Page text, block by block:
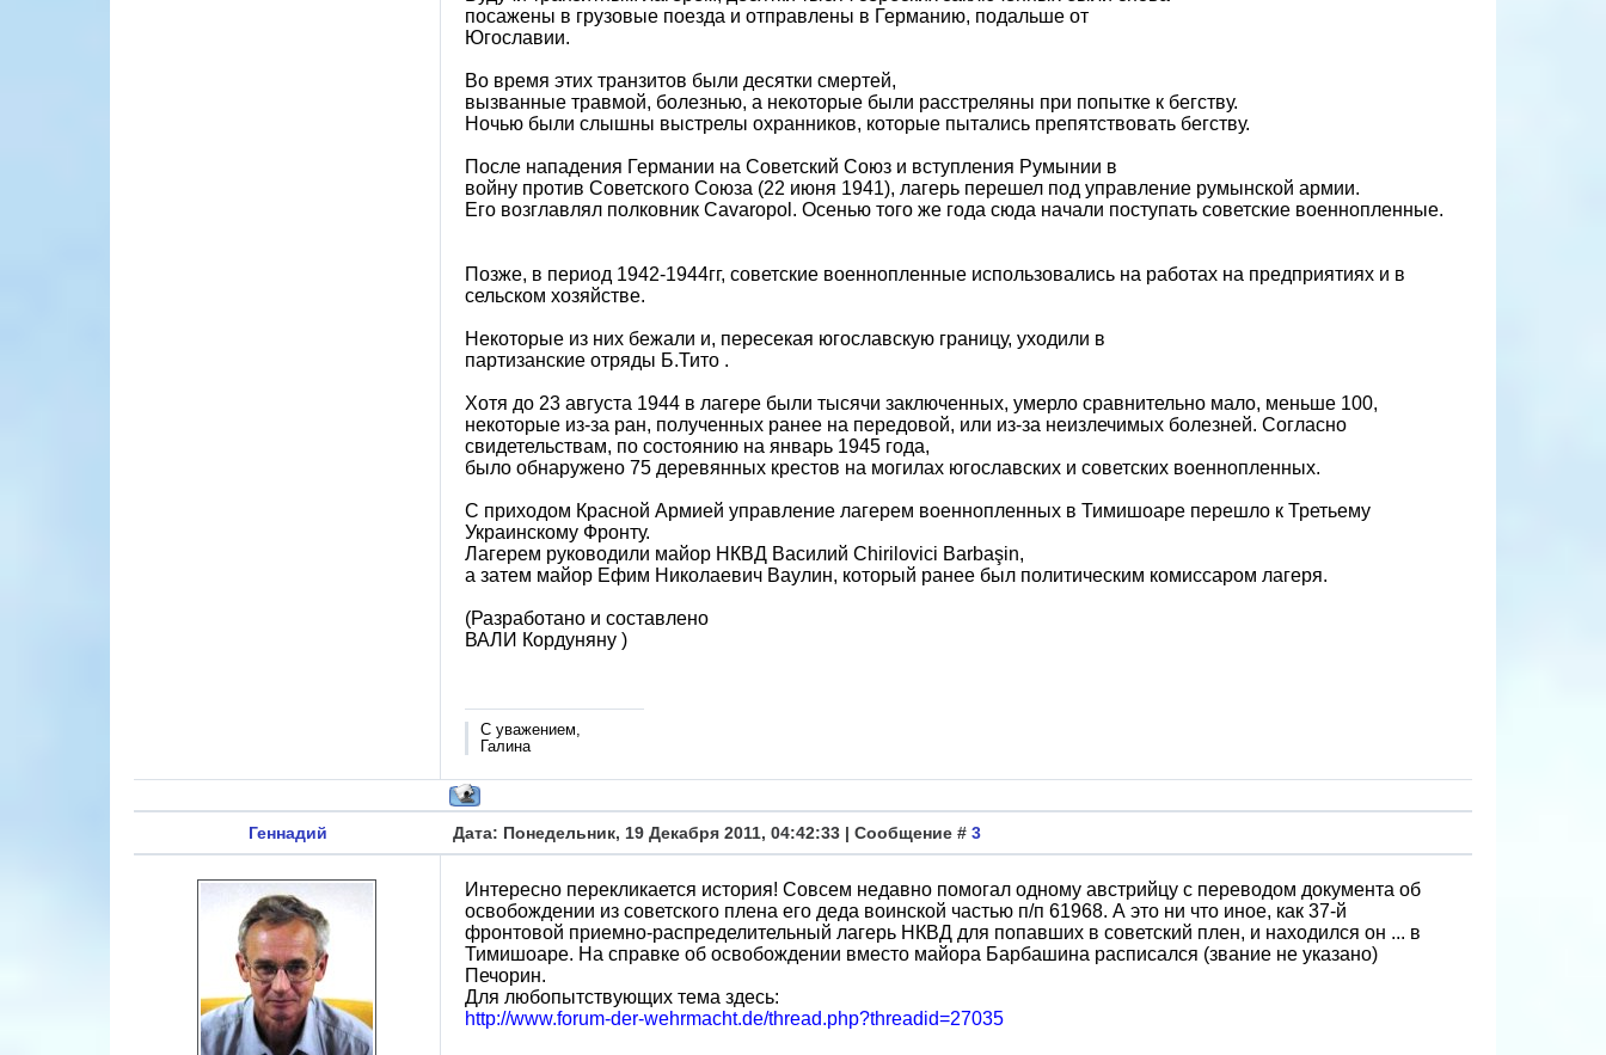
посажены в грузовые поезда и отправлены в Германию, подальше от
Югославии.
Во время этих транзитов были десятки смертей,
вызванные травмой, болезнью, а некоторые были расстреляны при попытке к бегству.
Ночью были слышны выстрелы охранников, которые пытались препятствовать бегству.
После нападения Германии на Советский Союз и вступления Румынии в
войну против Советского Союза (22 июня 1941), лагерь перешел под управление румынской армии.
Его возглавлял полковник Cavaropol. Осенью того же года сюда начали поступать советские военнопленные.
Позже, в период 1942-1944гг, советские военнопленные использовались на работах на предприятиях и в
сельском хозяйстве.
Некоторые из них бежали и, пересекая югославскую границу, уходили в
партизанские отряды Б.Тито .
Хотя до 23 августа 1944 в лагере были тысячи заключенных, умерло сравнительно мало, меньше 100,
некоторые из-за ран, полученных ранее на передовой, или из-за неизлечимых болезней. Согласно
свидетельствам, по состоянию на январь 1945 года,
было обнаружено 75 деревянных крестов на могилах югославских и советских военнопленных.
С приходом Красной Армией управление лагерем военнопленных в Тимишоаре перешло к Третьему
Украинскому Фронту.
Лагерем руководили майор НКВД Василий Chirilovici Barbaşin,
а затем майор Ефим Николаевич Ваулин, который ранее был политическим комиссаром лагеря.
(Разработано и составлено
ВАЛИ Кордуняну )
С уважением,
Галина
Геннадий Дата: Понедельник, 19 Декабря 2011, 04:42:33 | Сообщение # 3
Интересно перекликается история! Совсем недавно помогал одному австрийцу с переводом документа об
освобождении из советского плена его деда воинской частью п/п 61968. А это ни что иное, как 37-й
фронтовой приемно-распределительный лагерь НКВД для попавших в советский плен, и находился он ... в
Тимишоаре. На справке об освобождении вместо майора Барбашина расписался (звание не указано)
Печорин.
Для любопытствующих тема здесь:
http://www.forum-der-wehrmacht.de/thread.php?threadid=27035